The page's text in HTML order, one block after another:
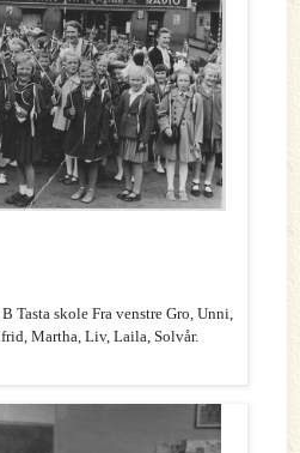
Tasta skole Fra venstre Gro, Unni,
Martha, Liv, Laila, Solvår.